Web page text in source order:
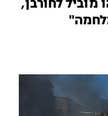
מוביל לחורבן,